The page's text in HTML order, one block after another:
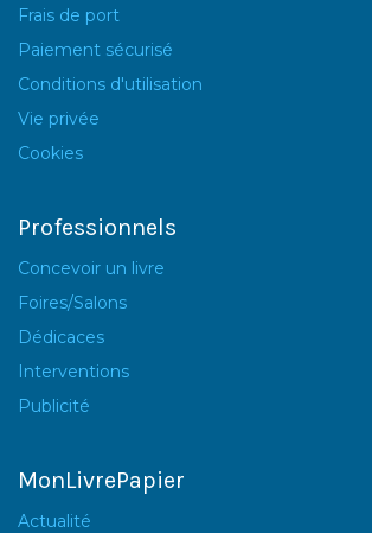
Frais de port
Paiement sécurisé
Conditions d'utilisation
Vie privée
Cookies
Professionnels
Concevoir un livre
Foires/Salons
Dédicaces
Interventions
Publicité
MonLivrePapier
Actualité